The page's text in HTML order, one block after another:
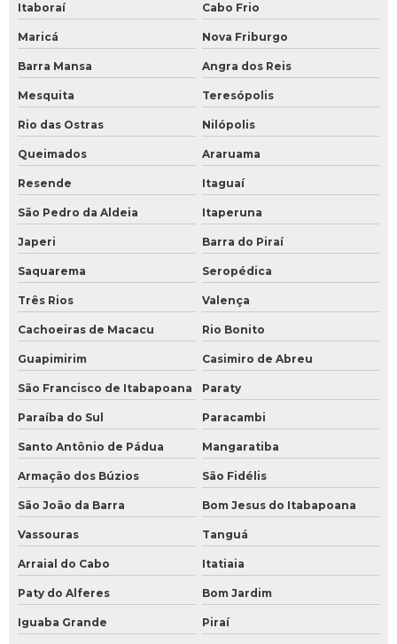
Itaboraí Cabo Frio
Maricá Nova Friburgo
Barra Mansa Angra dos Reis
Mesquita Teresópolis
Rio das Ostras Nilópolis
Queimados Araruama
Resende Itaguaí
São Pedro da Aldeia Itaperuna
Japeri Barra do Piraí
Saquarema Seropédica
Três Rios Valença
Cachoeiras de Macacu Rio Bonito
Guapimirim Casimiro de Abreu
São Francisco de Itabapoana Paraty
Paraíba do Sul Paracambi
Santo Antônio de Pádua Mangaratiba
Armação dos Búzios São Fidélis
São João da Barra Bom Jesus do Itabapoana
Vassouras Tanguá
Arraial do Cabo Itatiaia
Paty do Alferes Bom Jardim
Iguaba Grande Piraí